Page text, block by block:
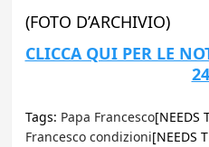
(FOTO D’ARCHIVIO)
CLICCA QUI PER LE
24
Tags: Papa Francesco[NEEDS
Francesco condizioni[NEEDS